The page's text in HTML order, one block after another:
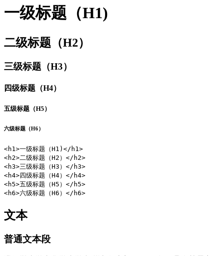
一级标题（H1)
二级标题（H2）
三级标题（H3）
四级标题（H4）
五级标题（H5）
六级标题（H6）
<h1>一级标题（H1)</h1>
<h2>二级标题（H2）</h2>
<h3>三级标题（H3）</h3>
<h4>四级标题（H4）</h4>
<h5>五级标题（H5）</h5>
<h6>六级标题（H6）</h6>
文本
普通文本段